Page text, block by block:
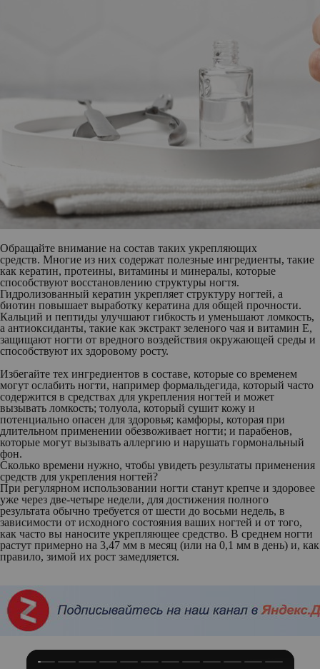
Обращайте внимание на состав таких укрепляющих
средств. Многие из них содержат полезные ингредиенты, такие
как кератин, протеины, витамины и минералы, которые
способствуют восстановлению структуры ногтя.
Гидролизованный кератин укрепляет структуру ногтей, а
биотин повышает выработку кератина для общей прочности.
Кальций и пептиды улучшают гибкость и уменьшают ломкость,
а антиоксиданты, такие как экстракт зеленого чая и витамин Е,
защищают ногти от вредного воздействия окружающей среды и
способствуют их здоровому росту.
Избегайте тех ингредиентов в составе, которые со временем
могут ослабить ногти, например формальдегида, который часто
содержится в средствах для укрепления ногтей и может
вызывать ломкость; толуола, который сушит кожу и
потенциально опасен для здоровья; камфоры, которая при
длительном применении обезвоживает ногти; и парабенов,
которые могут вызывать аллергию и нарушать гормональный
фон.
Сколько времени нужно, чтобы увидеть результаты применения
средств для укрепления ногтей?
При регулярном использовании ногти станут крепче и здоровее
уже через две-четыре недели, для достижения полного
результата обычно требуется от шести до восьми недель, в
зависимости от исходного состояния ваших ногтей и от того,
как часто вы наносите укрепляющее средство. В среднем ногти
растут примерно на 3,47 мм в месяц (или на 0,1 мм в день) и, как
правило, зимой их рост замедляется.